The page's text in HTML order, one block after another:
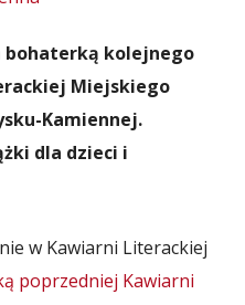
bohaterką kolejnego
Miejskiego
Kamiennej.
dla dzieci i
w Kawiarni Literackiej
poprzedniej Kawiarni